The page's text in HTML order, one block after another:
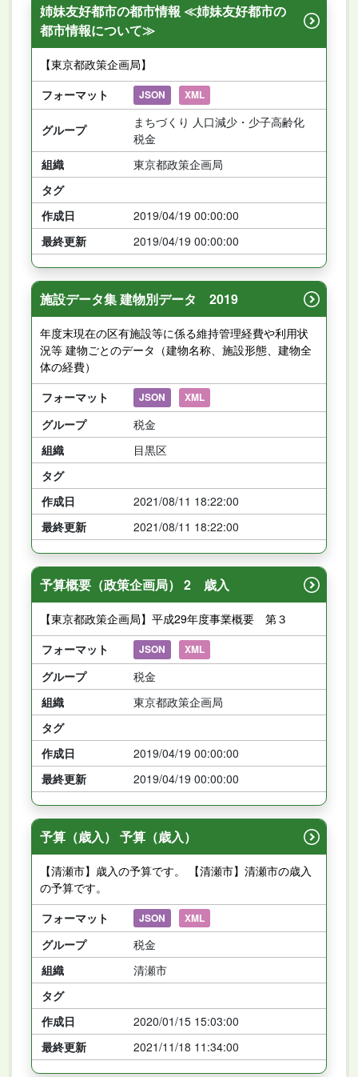
姉妹友好都市の都市情報 ≪姉妹友好都市の
都市情報について≫
【東京都政策企画局】
フォーマット
JSON XML
グループ
まちづくり 人口減少・少子高齢化
税金
組織
東京都政策企画局
タグ
作成日
2019/04/19 00:00:00
最終更新
2019/04/19 00:00:00
施設データ集 建物別データ 2019
年度末現在の区有施設等に係る維持管理経費や利用状
況等 建物ごとのデータ（建物名称、施設形態、建物全
体の経費）
フォーマット
JSON XML
グループ
税金
組織
目黒区
タグ
作成日
2021/08/11 18:22:00
最終更新
2021/08/11 18:22:00
予算概要（政策企画局） 2 歳入
【東京都政策企画局】平成29年度事業概要 第３
フォーマット
JSON XML
グループ
税金
組織
東京都政策企画局
タグ
作成日
2019/04/19 00:00:00
最終更新
2019/04/19 00:00:00
予算（歳入） 予算（歳入）
【清瀬市】歳入の予算です。 【清瀬市】清瀬市の歳入
の予算です。
フォーマット
JSON XML
グループ
税金
組織
清瀬市
タグ
作成日
2020/01/15 15:03:00
最終更新
2021/11/18 11:34:00